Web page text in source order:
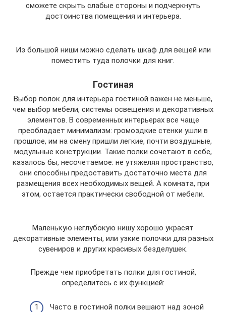
сможете скрыть слабые стороны и подчеркнуть
достоинства помещения и интерьера.
Из большой ниши можно сделать шкаф для вещей или
поместить туда полочки для книг.
Гостиная
Выбор полок для интерьера гостиной важен не меньше,
чем выбор мебели, системы освещения и декоративных
элементов. В современных интерьерах все чаще
преобладает минимализм: громоздкие стенки ушли в
прошлое, им на смену пришли легкие, почти воздушные,
модульные конструкции. Такие полки сочетают в себе,
казалось бы, несочетаемое: не утяжеляя пространство,
они способны предоставить достаточно места для
размещения всех необходимых вещей. А комната, при
этом, остается практически свободной от мебели.
Маленькую неглубокую нишу хорошо украсят
декоративные элементы, или узкие полочки для разных
сувениров и других красивых безделушек.
Прежде чем приобретать полки для гостиной,
определитесь с их функцией:
Часто в гостиной полки вешают над зоной